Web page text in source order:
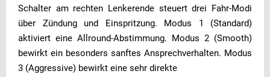
Schalter am rechten Lenkerende steuert drei Fahr-Modi
über Zündung und Einspritzung. Modus 1 (Standard)
aktiviert eine Allround-Abstimmung. Modus 2 (Smooth)
bewirkt ein besonders sanftes Ansprechverhalten. Modus
3 (Aggressive) bewirkt eine sehr direkte